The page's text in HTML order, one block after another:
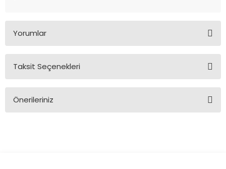
Yorumlar
Taksit Seçenekleri
Önerileriniz